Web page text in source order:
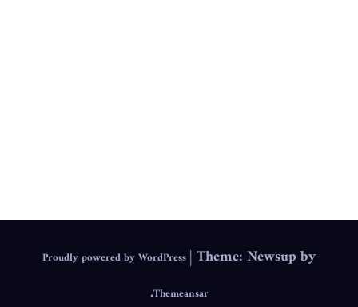
Proudly powered by WordPress |Theme: Newsup by
Themeansar
.